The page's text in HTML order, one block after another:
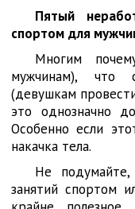
Пятый
спортом для
Многим
мужчинам), что
(девушкам
это однозначно
Особенно если
накачка тела.
Не
занятий спортом